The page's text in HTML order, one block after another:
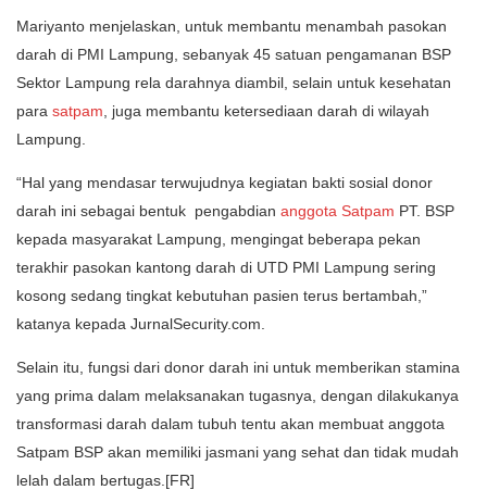
Mariyanto menjelaskan, untuk membantu menambah pasokan
darah di PMI Lampung, sebanyak 45 satuan pengamanan BSP
Sektor Lampung rela darahnya diambil, selain untuk kesehatan
para satpam , juga membantu ketersediaan darah di wilayah
Lampung.
“Hal yang mendasar terwujudnya kegiatan bakti sosial donor
darah ini sebagai bentuk pengabdian anggota Satpam PT. BSP
kepada masyarakat Lampung, mengingat beberapa pekan
terakhir pasokan kantong darah di UTD PMI Lampung sering
kosong sedang tingkat kebutuhan pasien terus bertambah,”
katanya kepada JurnalSecurity.com.
Selain itu, fungsi dari donor darah ini untuk memberikan stamina
yang prima dalam melaksanakan tugasnya, dengan dilakukanya
transformasi darah dalam tubuh tentu akan membuat anggota
Satpam BSP akan memiliki jasmani yang sehat dan tidak mudah
lelah dalam bertugas.[FR]